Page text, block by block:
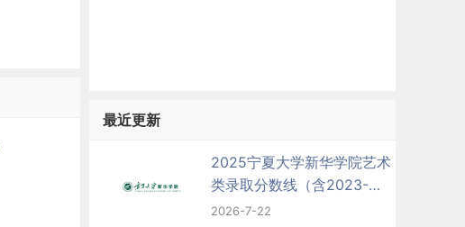
最近更新
2025宁夏大学新华学院艺术
类录取分数线（含2023-
2024历年）
2026-7-22